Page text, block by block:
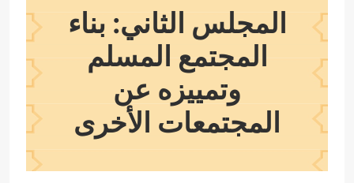
المجلس الثاني: بناء
المجتمع المسلم
وتمييزه عن
المجتمعات الأخرى